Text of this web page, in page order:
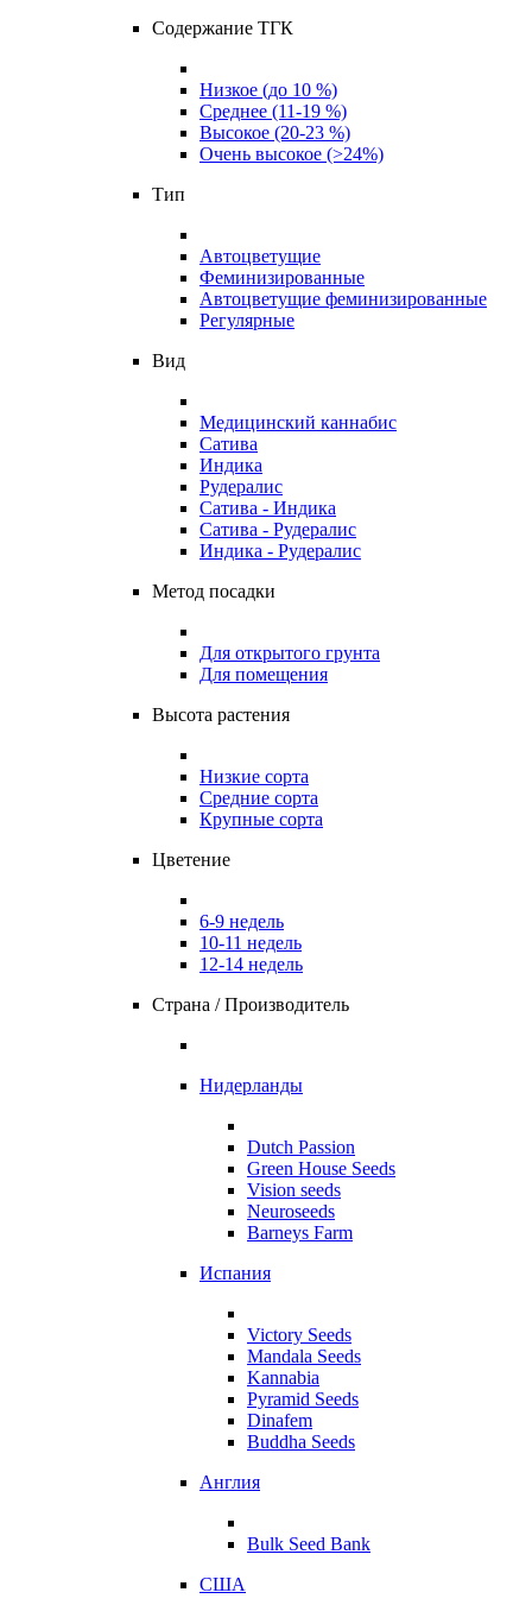
Содержание ТГК
Низкое (до 10 %)
Среднее (11-19 %)
Высокое (20-23 %)
Очень высокое (>24%)
Тип
Автоцветущие
Феминизированные
Автоцветущие феминизированные
Регулярные
Вид
Медицинский каннабис
Сатива
Индика
Рудералис
Сатива - Индика
Сатива - Рудералис
Индика - Рудералис
Метод посадки
Для открытого грунта
Для помещения
Высота растения
Низкие сорта
Средние сорта
Крупные сорта
Цветение
6-9 недель
10-11 недель
12-14 недель
Страна / Производитель
Нидерланды
Dutch Passion
Green House Seeds
Vision seeds
Neuroseeds
Barneys Farm
Испания
Victory Seeds
Mandala Seeds
Kannabia
Pyramid Seeds
Dinafem
Buddha Seeds
Англия
Bulk Seed Bank
США